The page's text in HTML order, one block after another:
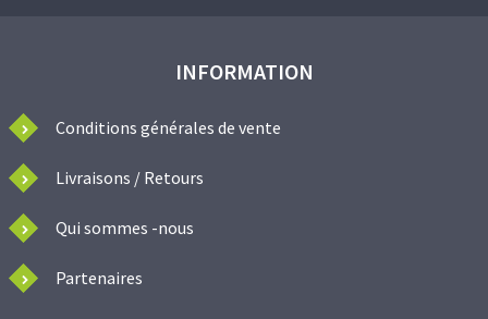
INFORMATION
Conditions générales de vente
Livraisons / Retours
Qui sommes -nous
Partenaires